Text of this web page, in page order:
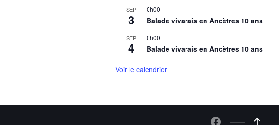
SEP
3
0h00
Balade vivarais en Ancètres 10 ans
SEP
4
0h00
Balade vivarais en Ancètres 10 ans
Voir le calendrier